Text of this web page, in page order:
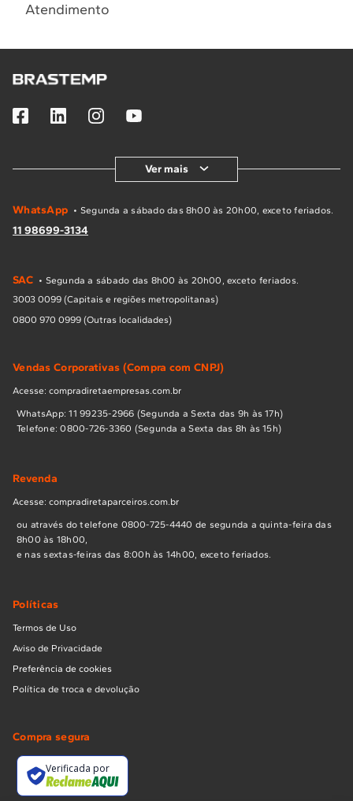
Atendimento
Ver mais
WhatsApp • Segunda a sábado das 8h00 às 20h00, exceto feriados.
11 98699-3134
SAC • Segunda a sábado das 8h00 às 20h00, exceto feriados.
3003 0099 (Capitais e regiões metropolitanas)
0800 970 0999 (Outras localidades)
Vendas Corporativas (Compra com CNPJ)
Acesse: compradiretaempresas.com.br
WhatsApp: 11 99235-2966 (Segunda a Sexta das 9h às 17h)
Telefone: 0800-726-3360 (Segunda a Sexta das 8h às 15h)
Revenda
Acesse: compradiretaparceiros.com.br
ou através do telefone 0800-725-4440 de segunda a quinta-feira das
8h00 às 18h00,
e nas sextas-feiras das 8:00h às 14h00, exceto feriados.
Políticas
Termos de Uso
Aviso de Privacidade
Preferência de cookies
Política de troca e devolução
Compra segura
Verificada por